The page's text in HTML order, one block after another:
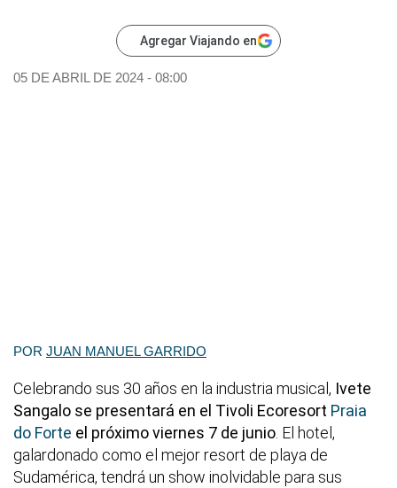
Agregar Viajando en
05 DE ABRIL DE 2024 - 08:00
POR JUAN MANUEL GARRIDO
Celebrando sus 30 años en la industria musical, Ivete
Sangalo se presentará en el Tivoli Ecoresort Praia
do Forte el próximo viernes 7 de junio . El hotel,
galardonado como el mejor resort de playa de
Sudamérica, tendrá un show inolvidable para sus